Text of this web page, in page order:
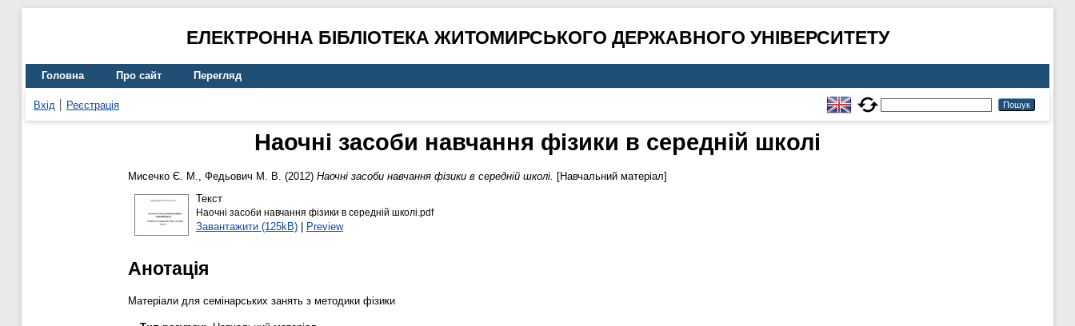
ЕЛЕКТРОННА БІБЛІОТЕКА ЖИТОМИРСЬКОГО ДЕРЖАВНОГО УНІВЕРСИТЕТУ
Головна Про сайт Перегляд
Вхід Реєстрація
Наочні засоби навчання фізики в середній школі
Мисечко Є. М., Федьович М. В. (2012) Наочні засоби навчання фізики в середній школі. [Навчальний матеріал]
Текст
Наочні засоби навчання фізики в середній школі.pdf
Завантажити (125kB)| Preview
Анотація
Матеріали для семінарських занять з методики фізики